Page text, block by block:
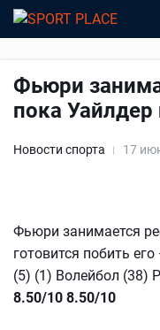
Фьюри
пока Уайлдер
Новости спорта 17
Фьюри занимается
готовится побить
(5) (1) Волейбол (38)
8.50/10 8.50/10